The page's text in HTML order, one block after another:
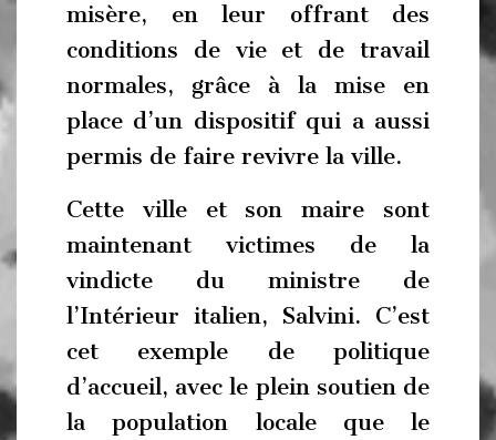
misère, en leur offrant des
conditions de vie et de travail
normales, grâce à la mise en
place d’un dispositif qui a aussi
permis de faire revivre la ville.
Cette ville et son maire sont
maintenant victimes de la
vindicte du ministre de
l’Intérieur italien, Salvini. C’est
cet exemple de politique
d’accueil, avec le plein soutien de
la population locale que le